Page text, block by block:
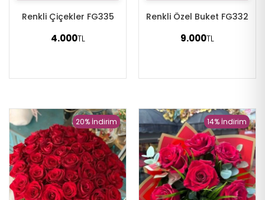
Renkli Çiçekler FG335
4.000TL
Renkli Özel Buket FG332
9.000TL
20% İndirim 14% İndirim